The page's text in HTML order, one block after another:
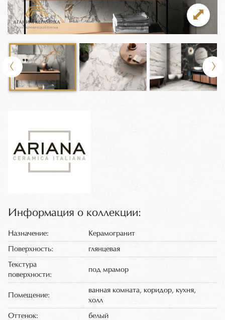
Информация о коллекции:
Назначение: Керамогранит
Поверхность: глянцевая
Текстура
поверхности:
под мрамор
Помещение:
ванная комната, коридор, кухня,
холл
Оттенок: белый